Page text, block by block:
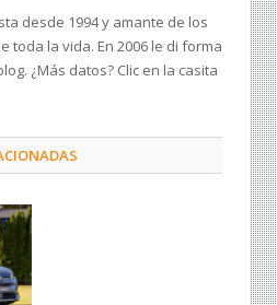
desde 1994 y amante de los
toda la vida. En 2006 le di forma
¿Más datos? Clic en la casita